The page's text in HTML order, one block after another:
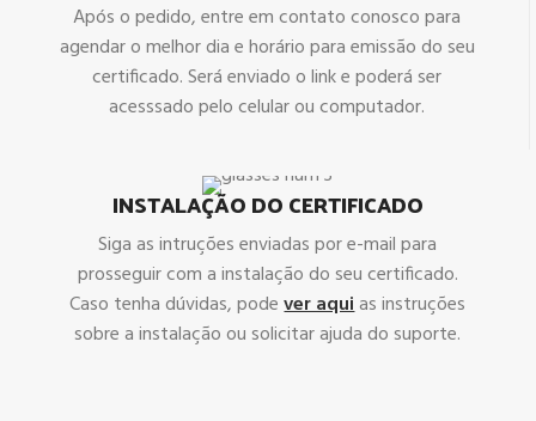
Após o pedido, entre em contato conosco para
agendar o melhor dia e horário para emissão do seu
certificado. Será enviado o link e poderá ser
acesssado pelo celular ou computador.
INSTALAÇÃO DO CERTIFICADO
Siga as intruções enviadas por e-mail para
prosseguir com a instalação do seu certificado.
Caso tenha dúvidas, podever aquias instruções
sobre a instalação ou solicitar ajuda do suporte.